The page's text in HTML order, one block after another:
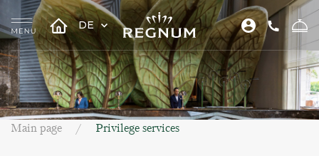
DE
Main page Privilege services